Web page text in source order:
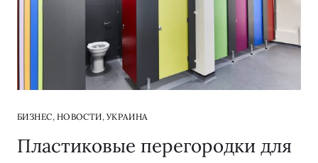
БИЗНЕС, НОВОСТИ, УКРАИНА
Пластиковые перегородки для